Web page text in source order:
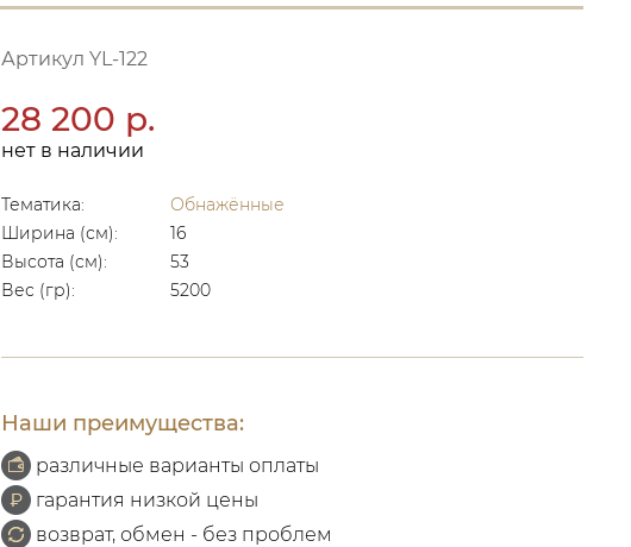
Артикул YL-122
28 200 р.
нет в наличии
Тематика:
Обнажённые
Ширина (см):
16
Высота (см):
53
Вес (гр):
5200
Наши преимущества:
различные варианты оплаты
гарантия низкой цены
возврат, обмен - без проблем